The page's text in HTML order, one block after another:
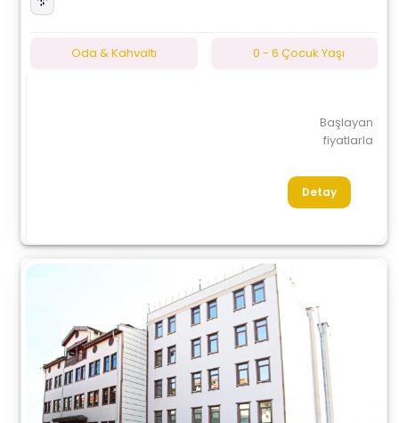
Oda & Kahvaltı 0 - 6 Çocuk Yaşı
Başlayan
fiyatlarla
Detay